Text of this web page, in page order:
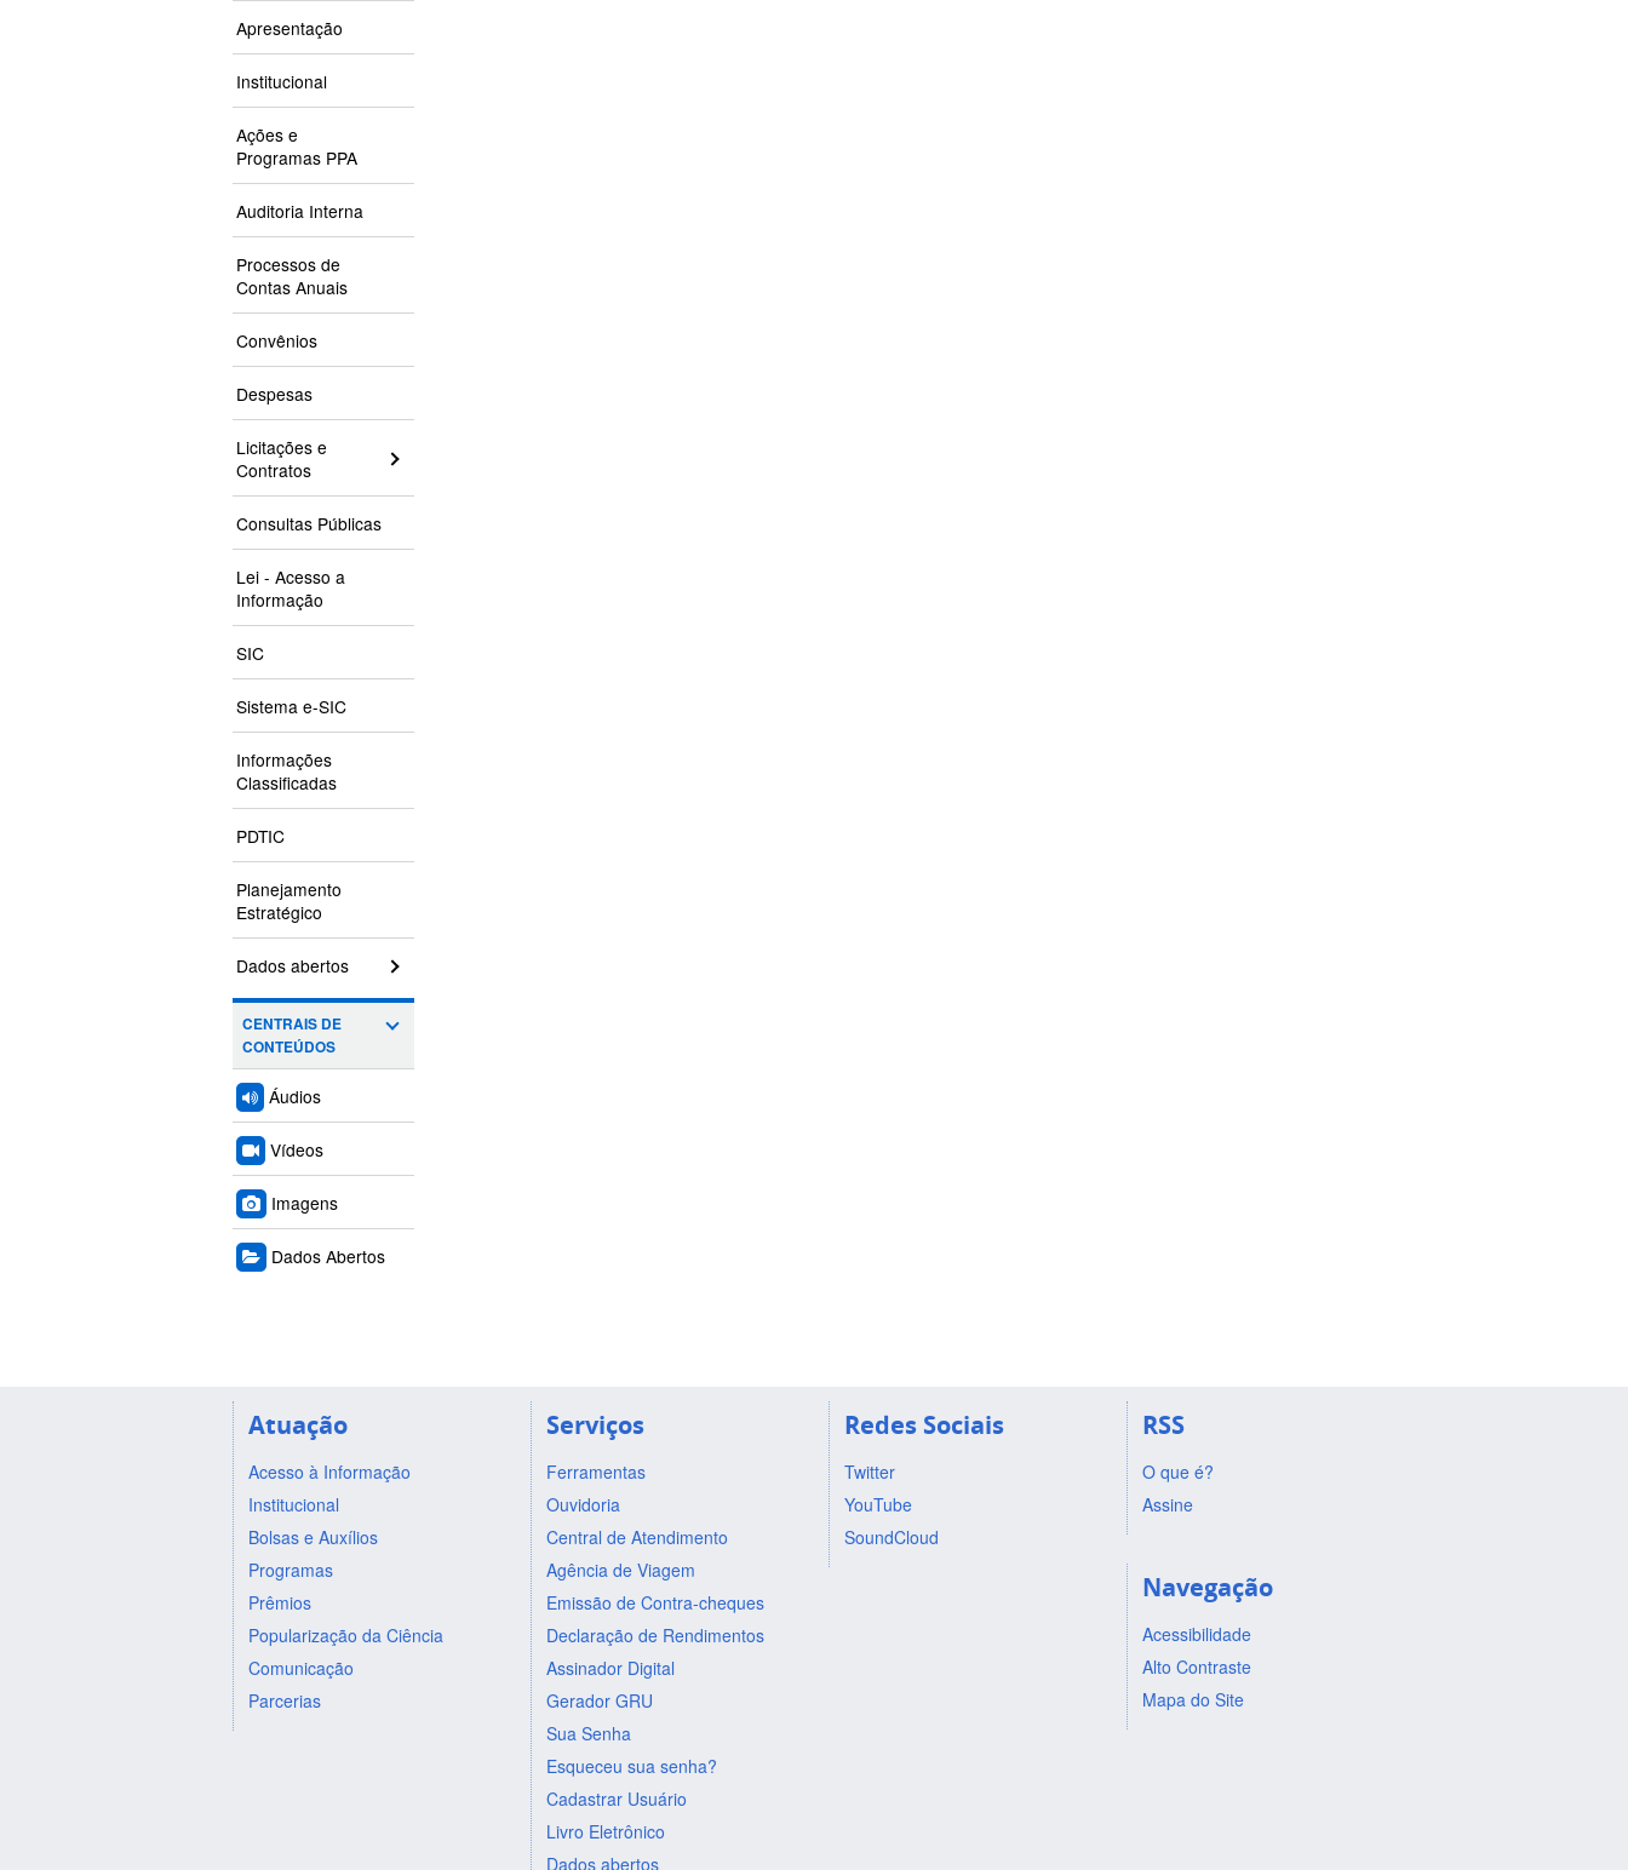
Apresentação
Institucional
Ações e
Programas PPA
Auditoria Interna
Processos de
Contas Anuais
Convênios
Despesas
Licitações e
Contratos
Consultas Públicas
Lei - Acesso a
Informação
SIC
Sistema e-SIC
Informações
Classificadas
PDTIC
Planejamento
Estratégico
Dados abertos
CENTRAIS DE
CONTEÚDOS
Áudios
Vídeos
Imagens
Dados Abertos
Atuação
Acesso à Informação
Institucional
Bolsas e Auxílios
Programas
Prêmios
Popularização da Ciência
Comunicação
Parcerias
Serviços
Ferramentas
Ouvidoria
Central de Atendimento
Agência de Viagem
Emissão de Contra-cheques
Declaração de Rendimentos
Assinador Digital
Gerador GRU
Sua Senha
Esqueceu sua senha?
Cadastrar Usuário
Livro Eletrônico
Dados abertos
Redes Sociais
Twitter
YouTube
SoundCloud
RSS
O que é?
Assine
Navegação
Acessibilidade
Alto Contraste
Mapa do Site